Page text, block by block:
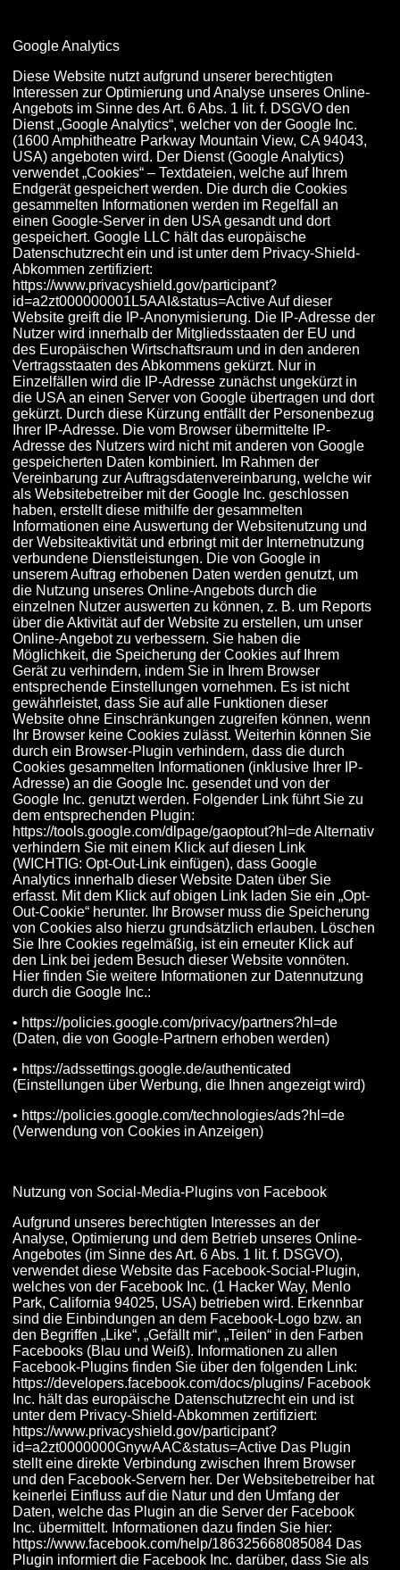
Google Analytics
Diese Website nutzt aufgrund unserer berechtigten
Interessen zur Optimierung und Analyse unseres Online-
Angebots im Sinne des Art. 6 Abs. 1 lit. f. DSGVO den
Dienst „Google Analytics“, welcher von der Google Inc.
(1600 Amphitheatre Parkway Mountain View, CA 94043,
USA) angeboten wird. Der Dienst (Google Analytics)
verwendet „Cookies“ – Textdateien, welche auf Ihrem
Endgerät gespeichert werden. Die durch die Cookies
gesammelten Informationen werden im Regelfall an
einen Google-Server in den USA gesandt und dort
gespeichert. Google LLC hält das europäische
Datenschutzrecht ein und ist unter dem Privacy-Shield-
Abkommen zertifiziert:
https://www.privacyshield.gov/participant?
id=a2zt000000001L5AAI&status=Active Auf dieser
Website greift die IP-Anonymisierung. Die IP-Adresse der
Nutzer wird innerhalb der Mitgliedsstaaten der EU und
des Europäischen Wirtschaftsraum und in den anderen
Vertragsstaaten des Abkommens gekürzt. Nur in
Einzelfällen wird die IP-Adresse zunächst ungekürzt in
die USA an einen Server von Google übertragen und dort
gekürzt. Durch diese Kürzung entfällt der Personenbezug
Ihrer IP-Adresse. Die vom Browser übermittelte IP-
Adresse des Nutzers wird nicht mit anderen von Google
gespeicherten Daten kombiniert. Im Rahmen der
Vereinbarung zur Auftragsdatenvereinbarung, welche wir
als Websitebetreiber mit der Google Inc. geschlossen
haben, erstellt diese mithilfe der gesammelten
Informationen eine Auswertung der Websitenutzung und
der Websiteaktivität und erbringt mit der Internetnutzung
verbundene Dienstleistungen. Die von Google in
unserem Auftrag erhobenen Daten werden genutzt, um
die Nutzung unseres Online-Angebots durch die
einzelnen Nutzer auswerten zu können, z. B. um Reports
über die Aktivität auf der Website zu erstellen, um unser
Online-Angebot zu verbessern. Sie haben die
Möglichkeit, die Speicherung der Cookies auf Ihrem
Gerät zu verhindern, indem Sie in Ihrem Browser
entsprechende Einstellungen vornehmen. Es ist nicht
gewährleistet, dass Sie auf alle Funktionen dieser
Website ohne Einschränkungen zugreifen können, wenn
Ihr Browser keine Cookies zulässt. Weiterhin können Sie
durch ein Browser-Plugin verhindern, dass die durch
Cookies gesammelten Informationen (inklusive Ihrer IP-
Adresse) an die Google Inc. gesendet und von der
Google Inc. genutzt werden. Folgender Link führt Sie zu
dem entsprechenden Plugin:
https://tools.google.com/dlpage/gaoptout?hl=de Alternativ
verhindern Sie mit einem Klick auf diesen Link
(WICHTIG: Opt-Out-Link einfügen), dass Google
Analytics innerhalb dieser Website Daten über Sie
erfasst. Mit dem Klick auf obigen Link laden Sie ein „Opt-
Out-Cookie“ herunter. Ihr Browser muss die Speicherung
von Cookies also hierzu grundsätzlich erlauben. Löschen
Sie Ihre Cookies regelmäßig, ist ein erneuter Klick auf
den Link bei jedem Besuch dieser Website vonnöten.
Hier finden Sie weitere Informationen zur Datennutzung
durch die Google Inc.:
• https://policies.google.com/privacy/partners?hl=de
(Daten, die von Google-Partnern erhoben werden)
• https://adssettings.google.de/authenticated
(Einstellungen über Werbung, die Ihnen angezeigt wird)
• https://policies.google.com/technologies/ads?hl=de
(Verwendung von Cookies in Anzeigen)
Nutzung von Social-Media-Plugins von Facebook
Aufgrund unseres berechtigten Interesses an der
Analyse, Optimierung und dem Betrieb unseres Online-
Angebotes (im Sinne des Art. 6 Abs. 1 lit. f. DSGVO),
verwendet diese Website das Facebook-Social-Plugin,
welches von der Facebook Inc. (1 Hacker Way, Menlo
Park, California 94025, USA) betrieben wird. Erkennbar
sind die Einbindungen an dem Facebook-Logo bzw. an
den Begriffen „Like“, „Gefällt mir“, „Teilen“ in den Farben
Facebooks (Blau und Weiß). Informationen zu allen
Facebook-Plugins finden Sie über den folgenden Link:
https://developers.facebook.com/docs/plugins/ Facebook
Inc. hält das europäische Datenschutzrecht ein und ist
unter dem Privacy-Shield-Abkommen zertifiziert:
https://www.privacyshield.gov/participant?
id=a2zt0000000GnywAAC&status=Active Das Plugin
stellt eine direkte Verbindung zwischen Ihrem Browser
und den Facebook-Servern her. Der Websitebetreiber hat
keinerlei Einfluss auf die Natur und den Umfang der
Daten, welche das Plugin an die Server der Facebook
Inc. übermittelt. Informationen dazu finden Sie hier:
https://www.facebook.com/help/186325668085084 Das
Plugin informiert die Facebook Inc. darüber, dass Sie als